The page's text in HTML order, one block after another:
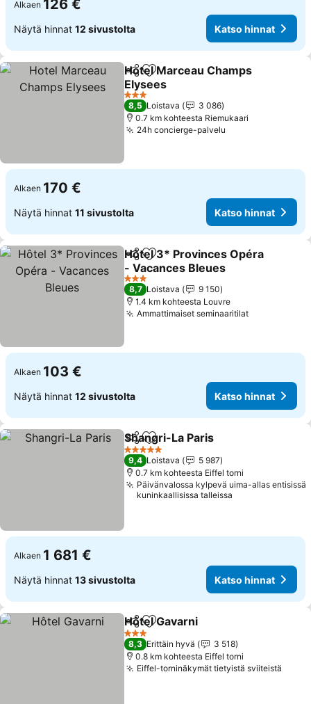
Alkaen 126 €
Näytä hinnat 12 sivustolta Katso hinnat
Jaa Lisää suosikkeihin
Hotel Marceau Champs
Elysees
3 Tähtiluokitus
8,5 Loistava
3 086
0.7 km kohteesta Riemukaari
24h concierge-palvelu
Alkaen 170 €
Näytä hinnat 11 sivustolta Katso hinnat
Jaa Lisää suosikkeihin
Hôtel 3* Provinces Opéra
- Vacances Bleues
3 Tähtiluokitus
8,7 Loistava
9 150
1.4 km kohteesta Louvre
Ammattimaiset seminaaritilat
Alkaen 103 €
Näytä hinnat 12 sivustolta Katso hinnat
Jaa Lisää suosikkeihin
Shangri-La Paris
5 Tähtiluokitus
9,4 Loistava
5 987
0.7 km kohteesta Eiffel torni
Päivänvalossa kylpevä uima-allas entisissä
kuninkaallisissa talleissa
Alkaen 1 681 €
Näytä hinnat 13 sivustolta Katso hinnat
Jaa Lisää suosikkeihin
Hôtel Gavarni
3 Tähtiluokitus
8,3 Erittäin hyvä
3 518
0.8 km kohteesta Eiffel torni
Eiffel-torninäkymät tietyistä sviiteistä